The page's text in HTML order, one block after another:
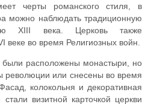
черты романского стиля, в
можно наблюдать традиционную
XIII века. Церковь также
веке во время Религиозных войн.
были расположены монастыри, но
революции или снесены во время
колокольня и декоративная
визитной карточкой церкви